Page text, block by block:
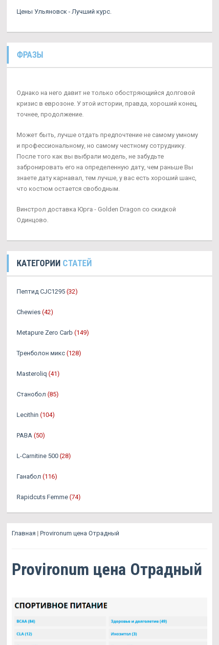
Цены Ульяновск - Лучший курс.
ФРАЗЫ
Однако на него давит не только обостряющийся долговой
кризис в еврозоне. У этой истории, правда, хороший конец,
точнее, продолжение.
Может быть, лучше отдать предпочтение не самому умному
и профессиональному, но самому честному сотруднику.
После того как вы выбрали модель, не забудьте
забронировать его на определенную дату, чем раньше Вы
знаете дату карнавал, тем лучше, у вас есть хороший шанс,
что костюм остается свободным.
Винстрол доставка Юрга - Golden Dragon со скидкой
Одинцово.
КАТЕГОРИИ СТАТЕЙ
Пептид CJC1295 (32)
Chewies (42)
Metapure Zero Carb (149)
Тренболон микс (128)
Masteroliq (41)
Станобол (85)
Lecithin (104)
PABA (50)
L-Carnitine 500 (28)
Ганабол (116)
Rapidcuts Femme (74)
Главная | Provironum цена Отрадный
Provironum цена Отрадный